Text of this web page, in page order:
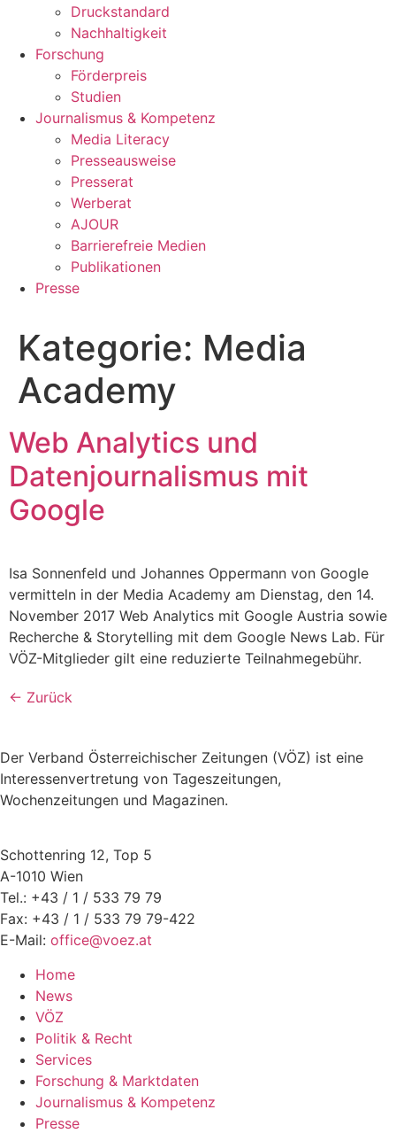
Druckstandard
Nachhaltigkeit
Forschung
Förderpreis
Studien
Journalismus & Kompetenz
Media Literacy
Presseausweise
Presserat
Werberat
AJOUR
Barrierefreie Medien
Publikationen
Presse
Kategorie: Media
Academy
Web Analytics und
Datenjournalismus mit
Google
Isa Sonnenfeld und Johannes Oppermann von Google
vermitteln in der Media Academy am Dienstag, den 14.
November 2017 Web Analytics mit Google Austria sowie
Recherche & Storytelling mit dem Google News Lab. Für
VÖZ-Mitglieder gilt eine reduzierte Teilnahmegebühr.
← Zurück
Der Verband Österreichischer Zeitungen (VÖZ) ist eine
Interessenvertretung von Tageszeitungen,
Wochenzeitungen und Magazinen.
Schottenring 12, Top 5
A-1010 Wien
Tel.: +43 / 1 / 533 79 79
Fax: +43 / 1 / 533 79 79-422
E-Mail: office@voez.at
Home
News
VÖZ
Politik & Recht
Services
Forschung & Marktdaten
Journalismus & Kompetenz
Presse